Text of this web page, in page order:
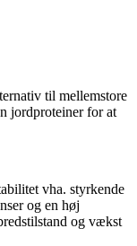
til mellemstore
jordproteiner for at
vha. styrkende
og en høj
og vækst